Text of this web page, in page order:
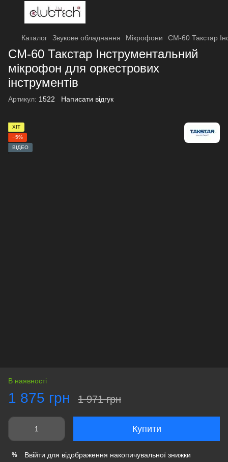
Каталог Звукове обладнання Мікрофони CM-60 Такстар
CM-60 Такстар Інструментальний
мікрофон для оркестрових
інструментів
Артикул: 1522 Написати відгук
ХІТ
−5%
ВІДЕО
В наявності
1 875 грн 1 971 грн
Купити
% Ввійти для відображення накопичувальної знижки